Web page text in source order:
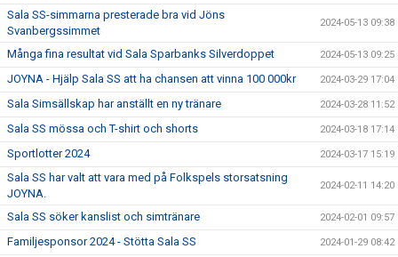
Sala SS-simmarna presterade bra vid Jöns
Svanbergssimmet
2024-05-13 09:38
Många fina resultat vid Sala Sparbanks Silverdoppet 2024-05-13 09:25
JOYNA - Hjälp Sala SS att ha chansen att vinna 100 000kr 2024-03-29 17:04
Sala Simsällskap har anställt en ny tränare 2024-03-28 11:52
Sala SS mössa och T-shirt och shorts 2024-03-18 17:14
Sportlotter 2024 2024-03-17 15:19
Sala SS har valt att vara med på Folkspels storsatsning
JOYNA.
2024-02-11 14:20
Sala SS söker kanslist och simtränare 2024-02-01 09:57
Familjesponsor 2024 - Stötta Sala SS 2024-01-29 08:42